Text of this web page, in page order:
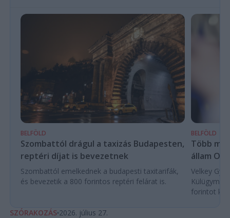
BELFÖLD
Szombattól drágul a taxizás Budapesten,
reptéri díjat is bevezetnek
Szombattól emelkednek a budapesti taxitarifák,
és bevezetik a 800 forintos reptéri felárat is.
BELFÖLD
Több
állam
Velkey
forintot
SZÓRAKOZÁS 2026. július 27.